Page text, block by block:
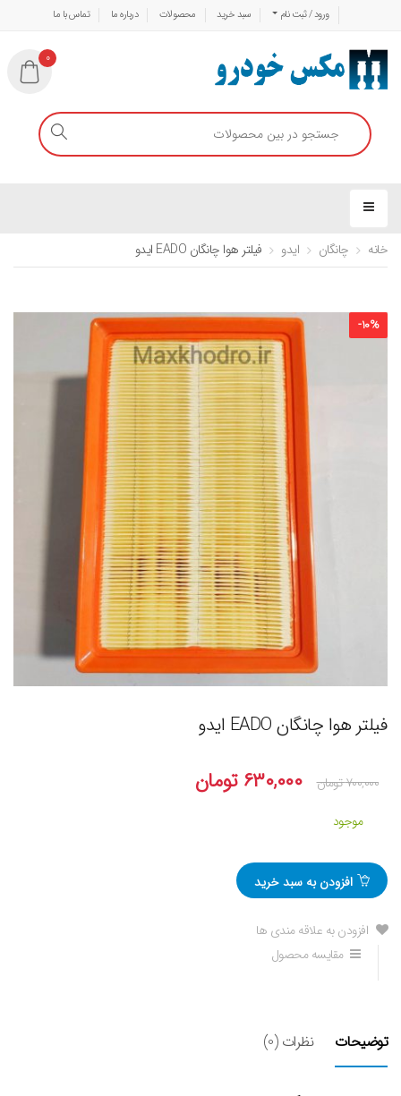
ورود / ثبت نام سبد خرید محصولات درباره ما تماس با ما
0
خانه چانگان ایدو فیلتر هوا چانگان EADO ایدو
-10%
فیلتر هوا چانگان EADO ایدو
۷۰۰,۰۰۰تومان ۶۳۰,۰۰۰ تومان
موجود
افزودن به سبد خرید
افزودن به علاقه مندی ها
مقایسه محصول
توضیحات نظرات (0)